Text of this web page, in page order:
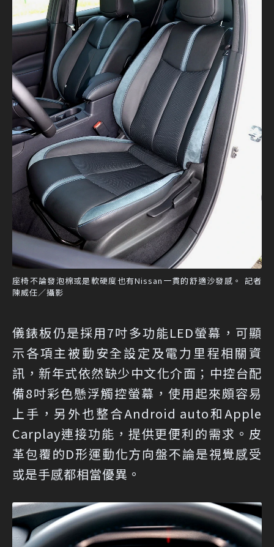
座椅不論發泡棉或是軟硬度也有Nissan一貫的舒適沙發感。 記者
陳威任／攝影
儀錶板仍是採用7吋多功能LED螢幕，可顯
示各項主被動安全設定及電力里程相關資
訊，新年式依然缺少中文化介面；中控台配
備8吋彩色懸浮觸控螢幕，使用起來頗容易
上手，另外也整合Android auto和Apple
Carplay連接功能，提供更便利的需求。皮
革包覆的D形運動化方向盤不論是視覺感受
或是手感都相當優異。